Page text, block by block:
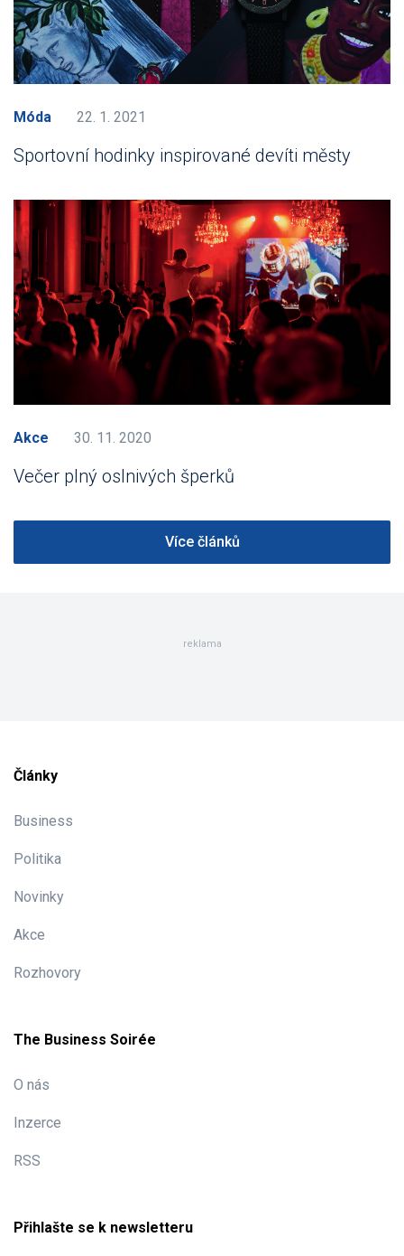
Móda 22. 1. 2021
Sportovní hodinky inspirované devíti městy
Akce 30. 11. 2020
Večer plný oslnivých šperků
Více článků
reklama
Články
Business
Politika
Novinky
Akce
Rozhovory
The Business Soirée
O nás
Inzerce
RSS
Přihlašte se k newsletteru